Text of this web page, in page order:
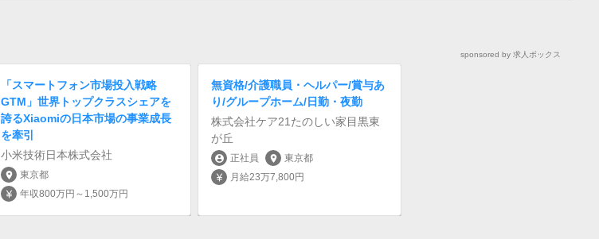
sponsored by 求人ボックス
「スマートフォン市場投入戦略
GTM」世界トップクラスシェアを
誇るXiaomiの日本市場の事業成長
を牽引
小米技術日本株式会社
location_on 東京都
currency_yen 年収800万円～1,500万円
無資格/介護職員・ヘルパー/賞与あ
り/グループホーム/日勤・夜勤
株式会社ケア21たのしい家目黒東
が丘
account_circle 正社員 location_on 東京都
currency_yen 月給23万7,800円